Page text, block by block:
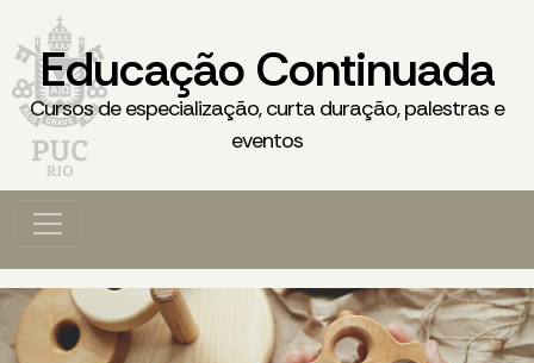
Educação Continuada
Cursos de especialização, curta duração, palestras e
eventos